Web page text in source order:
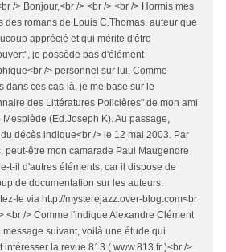
/> Bonjour,<br /> <br /> <br /> Hormis mes
des romans de Louis C.Thomas, auteur que
apprécié et qui mérite d'être
je possède pas d'élément
/> personnel sur lui. Comme
dans ces cas-là, je me base sur le
des Littératures Policières" de mon ami
Mesplède (Ed.Joseph K). Au passage,
du décès indique<br /> le 12 mai 2003. Par
peut-être mon camarade Paul Maugendre
t-il d'autres éléments, car il dispose de
de documentation sur les auteurs.
le via http://mysterejazz.over-blog.com<br
<br /> Comme l'indique Alexandre Clément
message suivant, voilà une étude qui
intéresser la revue 813 ( www.813.fr )<br />